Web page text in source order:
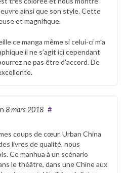
ainsi que son style. Cette
et magnifique.
ce manga même si celui-ci m’a
il ne s’agit ici cependant
ne pas être d’accord. De
8 mars 2018 #
coups de cœur. Urban China
livres de qualité, nous
Ce manhua à un scénario
le théâtre, dans une Chine aux